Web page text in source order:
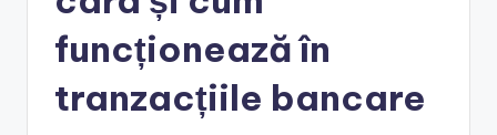
funcționează în
tranzacțiile bancare